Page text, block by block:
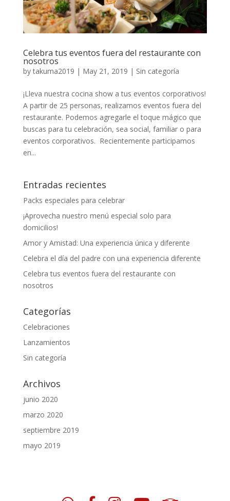
Celebra tus eventos fuera del restaurante con
nosotros
bytakuma2019 | May 21, 2019 | Sin categoría
¡Lleva nuestra cocina show a tus eventos corporativos!
A partir de 25 personas, realizamos eventos fuera del
restaurante. Podemos agregarle el toque mágico que
buscas para tu celebración, sea social, familiar o para
eventos corporativos. Recientemente participamos
en...
Entradas recientes
Packs especiales para celebrar
¡Aprovecha nuestro menú especial solo para
domicilios!
Amor y Amistad: Una experiencia única y diferente
Celebra el día del padre con una experiencia diferente
Celebra tus eventos fuera del restaurante con
nosotros
Categorías
Celebraciones
Lanzamientos
Sin categoría
Archivos
junio 2020
marzo 2020
septiembre 2019
mayo 2019